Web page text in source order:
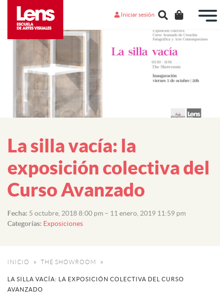
Iniciar sesión
La silla vacía: la
exposición colectiva del
Curso Avanzado
Fecha: 5 octubre, 2018 8:00 pm – 11 enero, 2019 11:59 pm
Categorías: Exposiciones
INICIO THE SHOWROOM
LA SILLA VACÍA: LA EXPOSICIÓN COLECTIVA DEL CURSO
AVANZADO